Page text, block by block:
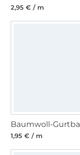
2,95 € / m
1,95 € / m